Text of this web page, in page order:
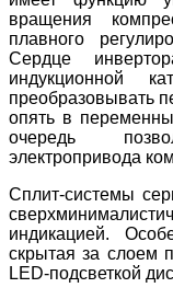
вращения
плавного
Сердце
индукционной
преобразовывать
опять в
очередь
электропривода
Сплит-системы
индикацией.
скрытая за слоем
LED-подсветкой